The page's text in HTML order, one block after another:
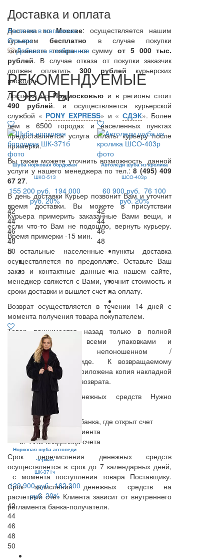
Доставка и оплата
Доставка поМоскве: осуществляется нашим
курьеромбесплатно в случае покупки
заказанного товара на суммуот 5 000 тыс.
рублей. В случае отказа от покупки заказчик
должен оплатить300 рублей курьерских
расходов.
Доставка поПодмосковью и в регионы стоит
490 рублей. и осуществляется курьерской
службой « PONY EXPRESS» и « СДЭК». Более
чем в 6500 городах и населенных пунктах
предоставляется услуга оплаты курьеру после
примерки.
Вы также можете уточнить возможность данной
услуги у нашего менеджера по тел.:8 (495) 409
67 27.
В день доставки Курьер позвонит Вам и уточнит
время доставки. Вы можете в присутствии
Курьера примерить заказанные Вами вещи, и
если что-то Вам не подошло, вернуть курьеру.
Время примерки -15 мин.
В остальные населенные пункты доставка
осуществляется по предоплате. Оставьте Ваш
заказ и контактные данные на нашем сайте,
менеджер свяжется с Вами, уточнит стоимость и
сроки доставки и вышлет счет на оплату.
Возврат осуществляется в течении 14 дней с
момента получения товара покупателем.
Товар принимается назад только в полной
комплектации, со всеми упаковками и
наклейками, в непоношенном /
неиспользованном виде. К возвращаемому
товару должна быть приложена копия накладной
и заполненный бланк возврата.
Для получения денежных средств Нужно
предоставить:
БИК отделения банка, где открыт счет
Лицевой счет Клиента
ФИО владельца счета
Срок перечисления денежных средств
осуществляется в срок до 7 календарных дней,
с момента поступления товара Поставщику.
Срок зачисления денежных средств на
расчетный счет Клиента зависит от внутреннего
регламента банка-получателя.
Наличие в магазинах
Отзывы
Добавить в избранное
РЕКОМЕНДУЕМЫЕ
ТОВАРЫ
Шуба норковая бордовая
ШКО-513
155 200 руб. 194 000
руб. 20%
42
44
46
48
50
Автоледи шуба из кролика
ШСО-403р
60 900 руб. 76 100
руб. 20%
42
44
46
48
Норковая шуба автоледи
черная
ШК-371ч
129 900 руб. 162 300
руб. 20%
42
44
46
48
50